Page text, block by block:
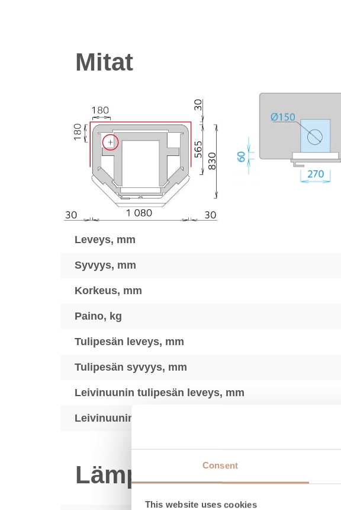
Consent
This website uses cookies
Mitat
Leveys, mm
Syvyys, mm
Korkeus, mm
Paino, kg
Tulipesän leveys, mm
Tulipesän syvyys, mm
Leivinuunin tulipesän leveys, mm
Leivinuunin tulipesän syvyys, mm
Lämpötekniikka